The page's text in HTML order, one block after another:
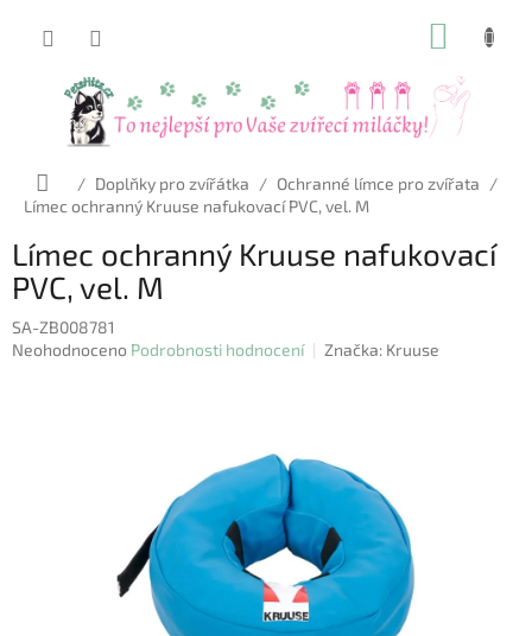
Domů
/ Doplňky pro zvířátka / Ochranné límce pro zvířata /
Límec ochranný Kruuse nafukovací PVC, vel. M
Límec ochranný Kruuse nafukovací
PVC, vel. M
SA-ZB008781
Průměrné
Neohodnoceno Podrobnosti hodnocení Značka: Kruuse